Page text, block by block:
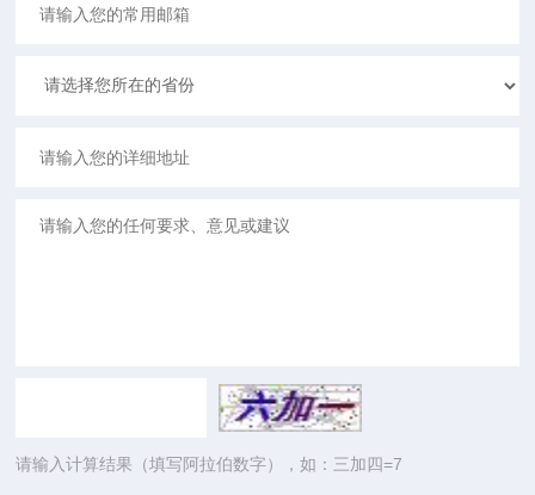
请输入计算结果（填写阿拉伯数字），如：三加四=7